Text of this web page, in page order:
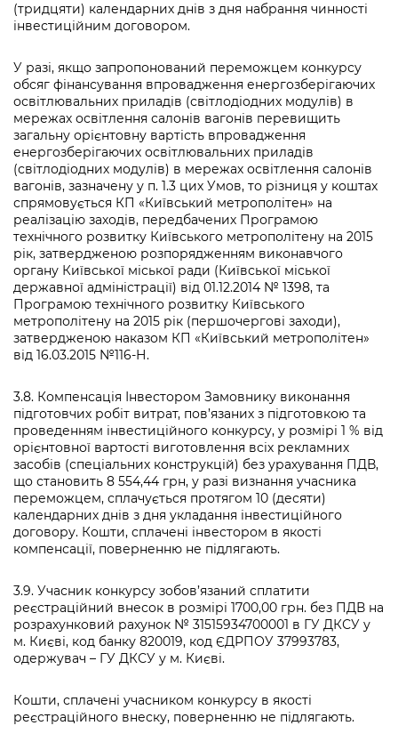
(тридцяти) календарних днів з дня набрання чинності
інвестиційним договором.
У разі, якщо запропонований переможцем конкурсу
обсяг фінансування впровадження енергозберігаючих
освітлювальних приладів (світлодіодних модулів) в
мережах освітлення салонів вагонів перевищить
загальну орієнтовну вартість впровадження
енергозберігаючих освітлювальних приладів
(світлодіодних модулів) в мережах освітлення салонів
вагонів, зазначену у п. 1.3 цих Умов, то різниця у коштах
спрямовується КП «Київський метрополітен» на
реалізацію заходів, передбачених Програмою
технічного розвитку Київського метрополітену на 2015
рік, затвердженою розпорядженням виконавчого
органу Київської міської ради (Київської міської
державної адміністрації) від 01.12.2014 № 1398, та
Програмою технічного розвитку Київського
метрополітену на 2015 рік (першочергові заходи),
затвердженою наказом КП «Київський метрополітен»
від 16.03.2015 №116-Н.
3.8. Компенсація Інвестором Замовнику виконання
підготовчих робіт витрат, пов’язаних з підготовкою та
проведенням інвестиційного конкурсу, у розмірі 1 % від
орієнтовної вартості виготовлення всіх рекламних
засобів (спеціальних конструкцій) без урахування ПДВ,
що становить 8 554,44 грн, у разі визнання учасника
переможцем, сплачується протягом 10 (десяти)
календарних днів з дня укладання інвестиційного
договору. Кошти, сплачені інвестором в якості
компенсації, поверненню не підлягають.
3.9. Учасник конкурсу зобов’язаний сплатити
реєстраційний внесок в розмірі 1700,00 грн. без ПДВ на
розрахунковий рахунок № 31515934700001 в ГУ ДКСУ у
м. Києві, код банку 820019, код ЄДРПОУ 37993783,
одержувач – ГУ ДКСУ у м. Києві.
Кошти, сплачені учасником конкурсу в якості
реєстраційного внеску, поверненню не підлягають.